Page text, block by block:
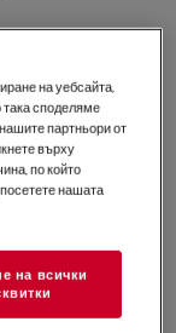
за
988 са
на уебсайта,
споделяме
партньори от
върху
по който
нашата
на всички